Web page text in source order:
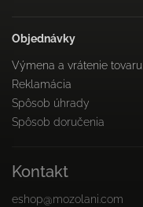
Objednávky
Výmena a vrátenie tovaru
Reklamácia
Spôsob úhrady
Spôsob doručenia
Kontakt
eshop@mozolani.com